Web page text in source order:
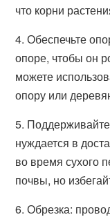
что корни
4. Обеспечьте
опоре, чтобы он
можете
опору или
5.
нуждается в
во время сухого
почвы, но
6. Обрезка: